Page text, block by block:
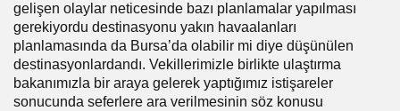
gelişen olaylar neticesinde bazı planlamalar yapılması
gerekiyordu destinasyonu yakın havaalanları
planlamasında da Bursa’da olabilir mi diye düşünülen
destinasyonlardandı. Vekillerimizle birlikte ulaştırma
bakanımızla bir araya gelerek yaptığımız istişareler
sonucunda seferlere ara verilmesinin söz konusu